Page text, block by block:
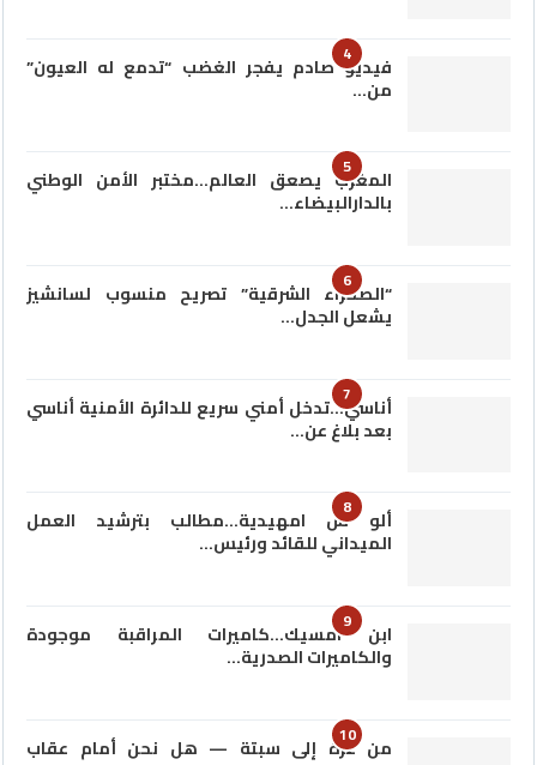
4
فيديو صادم يفجر الغضب “تدمع له العيون”
من…
5
المغرب يصعق العالم…مختبر الأمن الوطني
بالدارالبيضاء…
6
“الصحراء الشرقية” تصريح منسوب لسانشيز
يشعل الجدل…
7
أناسي…تدخل أمني سريع للدائرة الأمنية أناسي
بعد بلاغ عن…
8
ألو س امهيدية…مطالب بترشيد العمل
الميداني للقائد ورئيس…
9
ابن امسيك…كاميرات المراقبة موجودة
والكاميرات الصدرية…
10
من غزة إلى سبتة — هل نحن أمام عقاب